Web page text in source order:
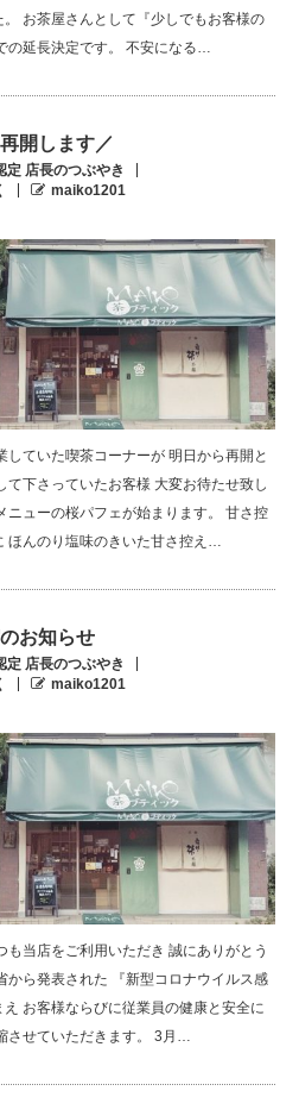
お茶屋さんとして『少しでもお客様の
の延長決定です。 不安になる…
開します／
定 店長のつぶやき
maiko1201
ていた喫茶コーナーが 明日から再開と
下さっていたお客様 大変お待たせ致し
ニューの桜パフェが始まります。 甘さ控
ほんのり塩味のきいた甘さ控え…
お知らせ
定 店長のつぶやき
maiko1201
も当店をご利用いただき 誠にありがとう
から発表された 『新型コロナウイルス感
お客様ならびに従業員の健康と安全に
させていただきます。 3月…